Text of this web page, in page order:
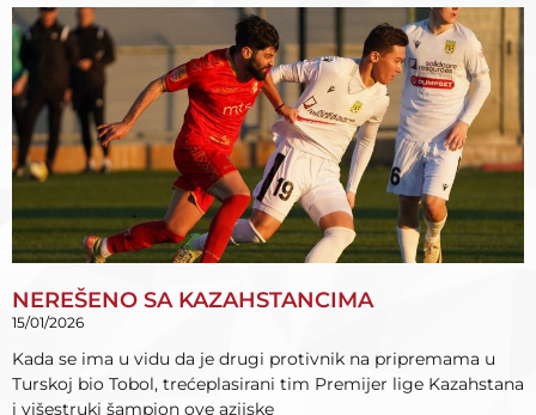
NEREŠENO SA KAZAHSTANCIMA
15/01/2026
Kada se ima u vidu da je drugi protivnik na pripremama u
Turskoj bio Tobol, trećeplasirani tim Premijer lige Kazahstana
i višestruki šampion ove azijske